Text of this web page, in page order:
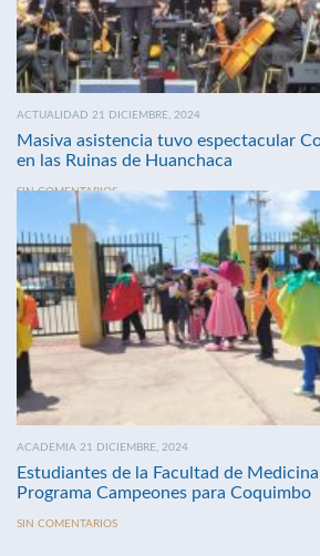
ACTUALIDAD 21 DICIEMBRE, 2024
Masiva asistencia tuvo espectacular
en las Ruinas de Huanchaca
SIN COMENTARIOS
ACADEMIA 21 DICIEMBRE, 2024
Estudiantes de la Facultad de
Programa Campeones para Coquimbo
SIN COMENTARIOS